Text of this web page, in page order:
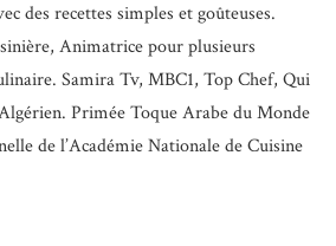
des recettes simples et goûteuses.
Animatrice pour plusieurs
Samira Tv, MBC1, Top Chef, Qui
Primée Toque Arabe du Monde
de l’Académie Nationale de Cuisine